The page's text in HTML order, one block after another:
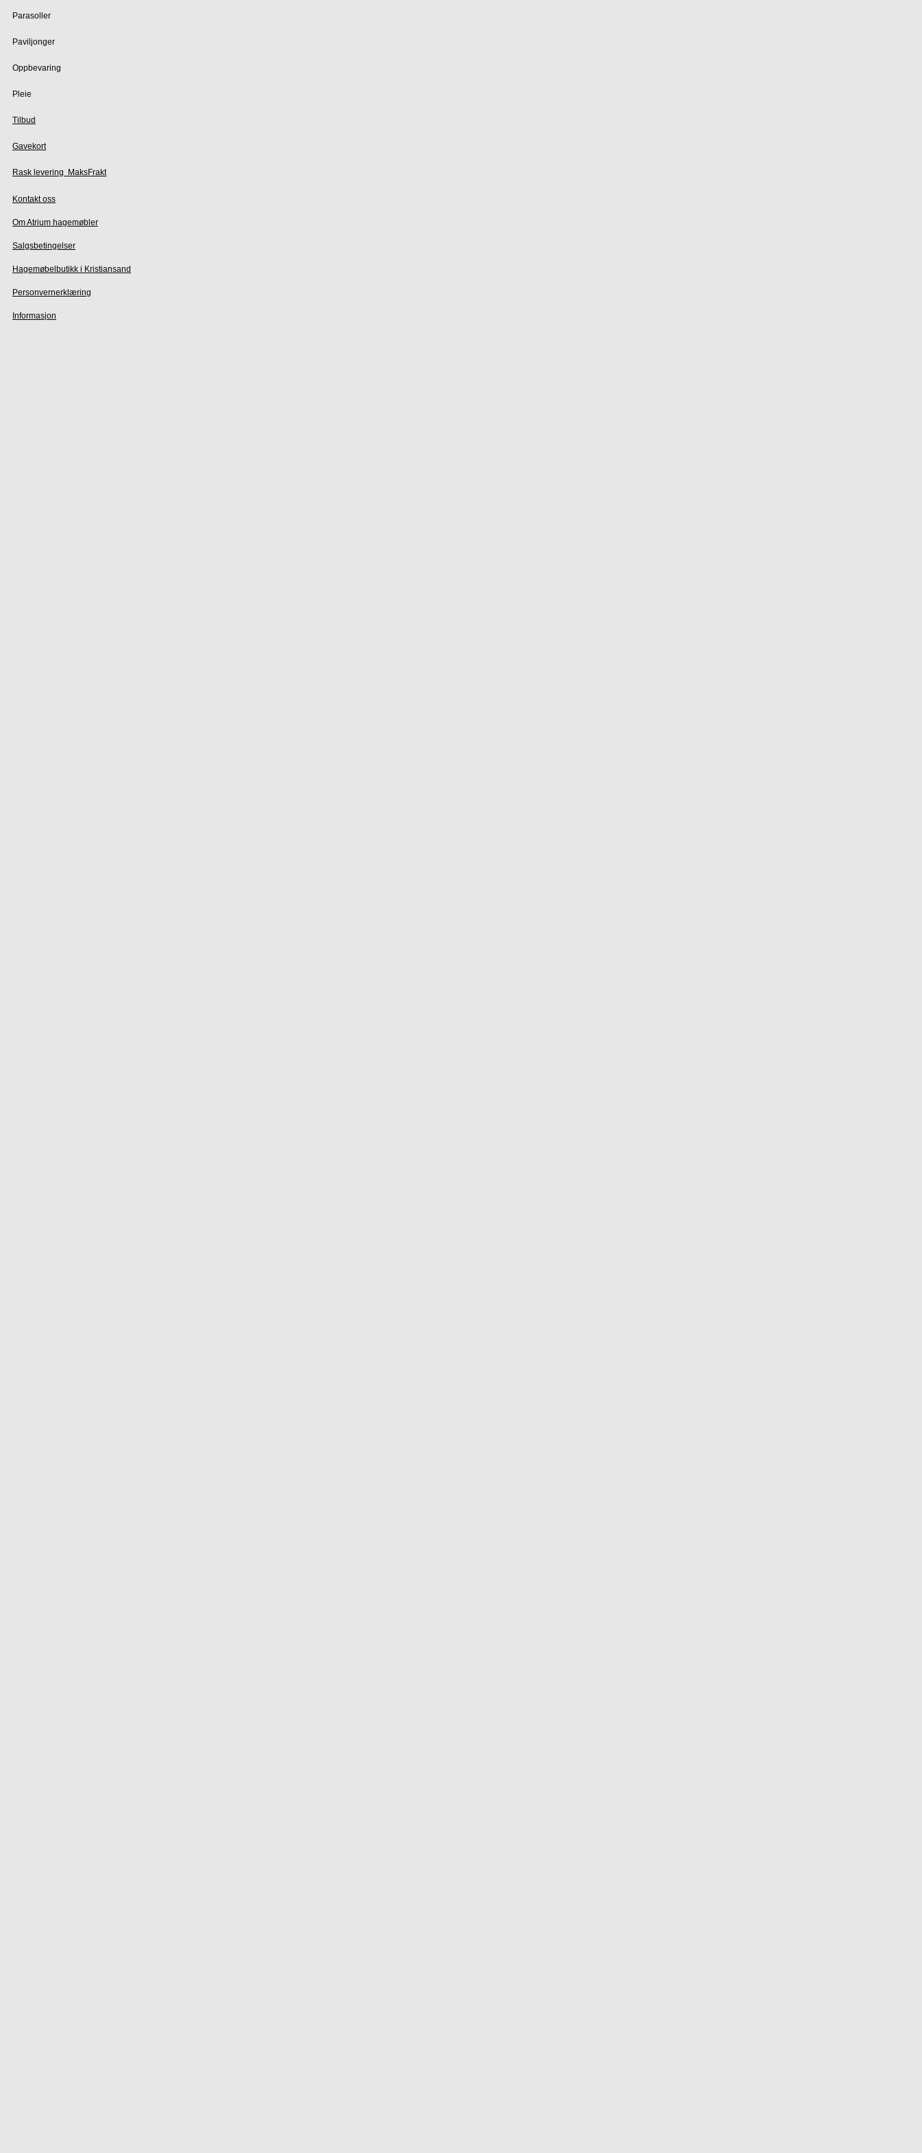
Parasoller
Paviljonger
Oppbevaring
Pleie
Tilbud
Gavekort
Rask levering  MaksFrakt
Kontakt oss
Om Atrium hagemøbler
Salgsbetingelser
Hagemøbelbutikk i Kristiansand
Personvernerklæring
Informasjon